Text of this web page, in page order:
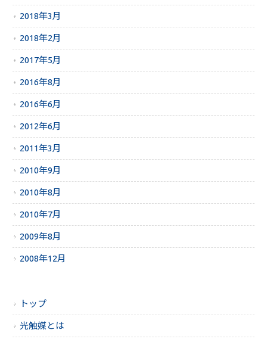
2018年3月
2018年2月
2017年5月
2016年8月
2016年6月
2012年6月
2011年3月
2010年9月
2010年8月
2010年7月
2009年8月
2008年12月
トップ
光触媒とは